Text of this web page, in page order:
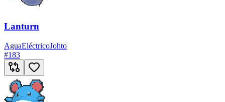
Lanturn
AguaEléctricoJohto
#183